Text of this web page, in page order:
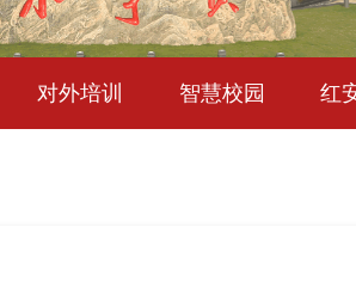
对外培训 智慧校园 红